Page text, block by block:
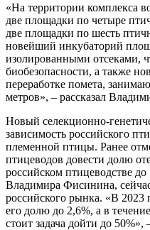
«На территории комплекса
две площадки по четыре
две площадки по шесть
новейший инкубаторий
изолированными отсеками,
биобезопасности, а также
переработке помета,
метров», – рассказал
Новый селекционно-
зависимость российского
племенной птицы. Ранее
птицеводов довести долю
российском птицеводстве
Владимира Фисинина,
российского рынка. «В
его долю до 2,6%, а в
стоит задача дойти до 50%»,